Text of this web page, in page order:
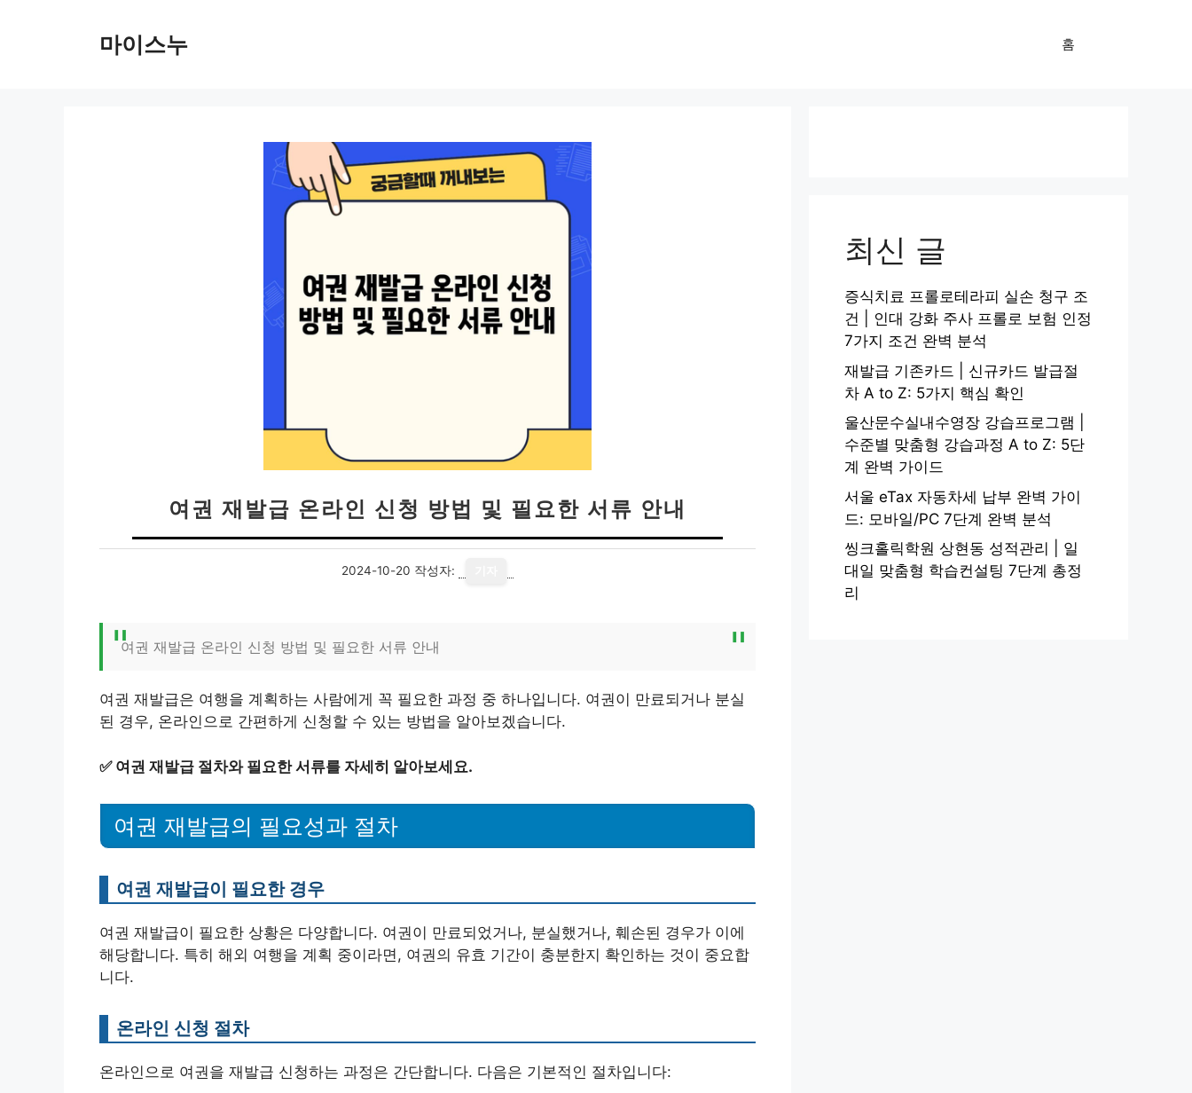
마이스누 홈
여권 재발급 온라인 신청 방법 및 필요한 서류 안내
2024-10-20 작성자:
여권 재발급 온라인 신청 방법 및 필요한 서류 안내
여권 재발급은 여행을 계획하는 사람에게 꼭 필요한 과정 중 하나입니다. 여권이 만료되거나 분실
된 경우, 온라인으로 간편하게 신청할 수 있는 방법을 알아보겠습니다.
✅ 여권 재발급 절차와 필요한 서류를 자세히 알아보세요.
여권 재발급의 필요성과 절차
여권 재발급이 필요한 경우
여권 재발급이 필요한 상황은 다양합니다. 여권이 만료되었거나, 분실했거나, 훼손된 경우가 이에
해당합니다. 특히 해외 여행을 계획 중이라면, 여권의 유효 기간이 충분한지 확인하는 것이 중요합
니다.
온라인 신청 절차
온라인으로 여권을 재발급 신청하는 과정은 간단합니다. 다음은 기본적인 절차입니다:
최신 글
증식치료 프롤로테라피 실손 청구 조
건 | 인대 강화 주사 프롤로 보험 인정
7가지 조건 완벽 분석
재발급 기존카드 | 신규카드 발급절
차 A to Z: 5가지 핵심 확인
울산문수실내수영장 강습프로그램 |
수준별 맞춤형 강습과정 A to Z: 5단
계 완벽 가이드
서울 eTax 자동차세 납부 완벽 가이
드: 모바일/PC 7단계 완벽 분석
씽크홀릭학원 상현동 성적관리 | 일
대일 맞춤형 학습컨설팅 7단계 총정
리